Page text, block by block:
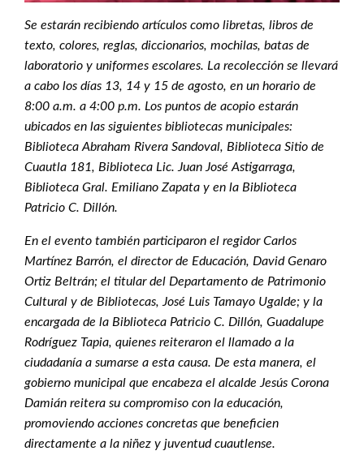
Se estarán recibiendo artículos como libretas, libros de
texto, colores, reglas, diccionarios, mochilas, batas de
laboratorio y uniformes escolares. La recolección se llevará
a cabo los días 13, 14 y 15 de agosto, en un horario de
8:00 a.m. a 4:00 p.m. Los puntos de acopio estarán
ubicados en las siguientes bibliotecas municipales:
Biblioteca Abraham Rivera Sandoval, Biblioteca Sitio de
Cuautla 181, Biblioteca Lic. Juan José Astigarraga,
Biblioteca Gral. Emiliano Zapata y en la Biblioteca
Patricio C. Dillón.
En el evento también participaron el regidor Carlos
Martínez Barrón, el director de Educación, David Genaro
Ortiz Beltrán; el titular del Departamento de Patrimonio
Cultural y de Bibliotecas, José Luis Tamayo Ugalde; y la
encargada de la Biblioteca Patricio C. Dillón, Guadalupe
Rodríguez Tapia, quienes reiteraron el llamado a la
ciudadanía a sumarse a esta causa. De esta manera, el
gobierno municipal que encabeza el alcalde Jesús Corona
Damián reitera su compromiso con la educación,
promoviendo acciones concretas que beneficien
directamente a la niñez y juventud cuautlense.